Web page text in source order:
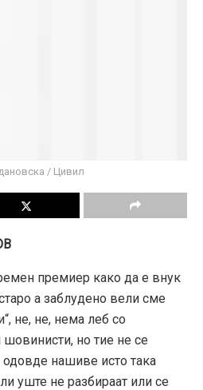
/ Цивил
премиер како да е внук
а заблудено вели сме
не, не, нема леб со
шовинисти, но тие не се
нашиве исто така
уште не разбираат или се